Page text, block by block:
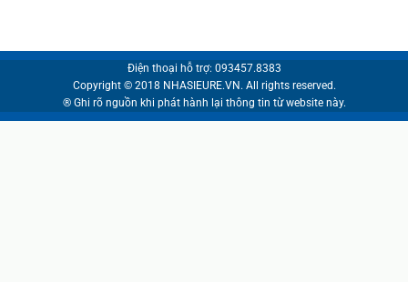
Điện thoại hỗ trợ: 093457.8383
Copyright © 2018 NHASIEURE.VN. All rights reserved.
® Ghi rõ nguồn khi phát hành lại thông tin từ website này.